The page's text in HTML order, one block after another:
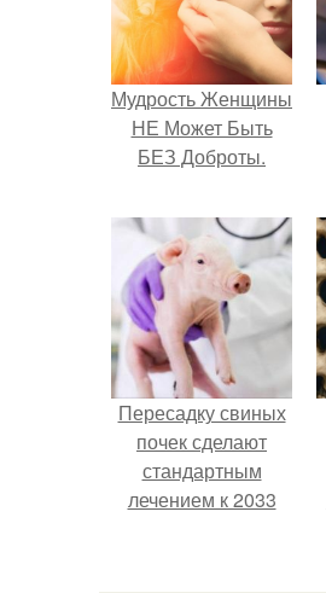
Мудрость Женщины
НЕ Может Быть
БЕЗ Доброты.
Пересадку свиных
почек сделают
стандартным
лечением к 2033